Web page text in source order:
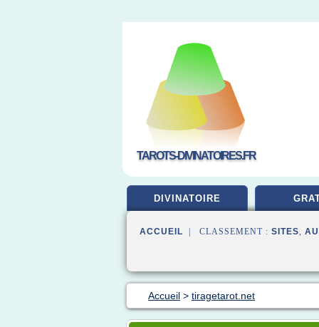
TAROTS-DIVINATOIRES.FR
DIVINATOIRE
ACCUEIL | CLASSEMENT : SITES,
Accueil > tiragetarot.net